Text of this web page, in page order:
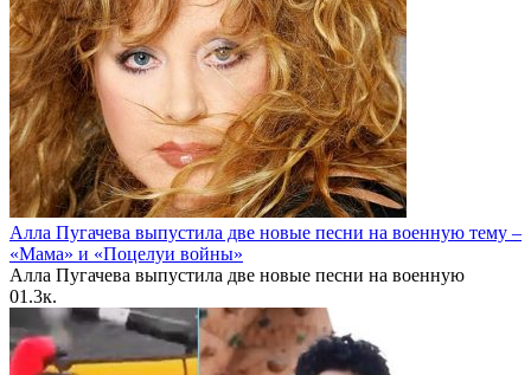
Алла Пугачева выпустила две новые песни на военную тему –
«Мама» и «Поцелуи войны»
Алла Пугачева выпустила две новые песни на военную
01.3к.